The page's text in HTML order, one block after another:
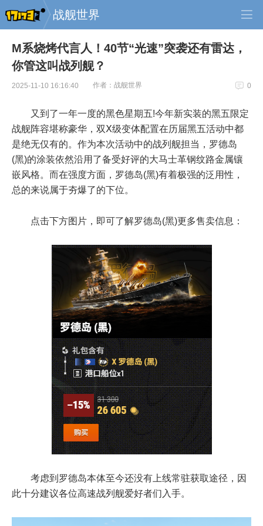
战舰世界
M系烧烤代言人！40节“光速”突袭还有雷达，
你管这叫战列舰？
2025-11-10 16:16:40 作者：战舰世界 0
又到了一年一度的黑色星期五!今年新实装的黑五限定
战舰阵容堪称豪华，双Ⅹ级变体配置在历届黑五活动中都
是绝无仅有的。作为本次活动中的战列舰担当，罗德岛
(黑)的涂装依然沿用了备受好评的大马士革钢纹路金属镶
嵌风格。而在强度方面，罗德岛(黑)有着极强的泛用性，
总的来说属于夯爆了的下位。
点击下方图片，即可了解罗德岛(黑)更多售卖信息：
考虑到罗德岛本体至今还没有上线常驻获取途径，因
此十分建议各位高速战列舰爱好者们入手。